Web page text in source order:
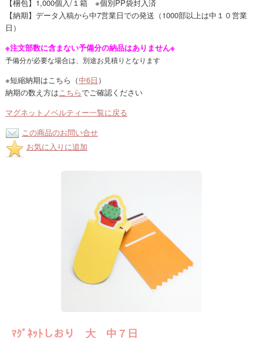
【梱包】1,000個入/１箱 ※個別PP袋封入済
【納期】データ入稿から中7営業日での発送（1000部以上は中１０営業
日）
※注文部数に含まない予備分の納品はありません※
予備分が必要な場合は、別途お見積りとなります
※短縮納期はこちら（中6日 ）
納期の数え方は こちらでご確認ください
マグネットノベルティー一覧に戻る
この商品のお問い合せ
お気に入りに追加
ﾏｸﾞﾈｯﾄしおり 大 中７日